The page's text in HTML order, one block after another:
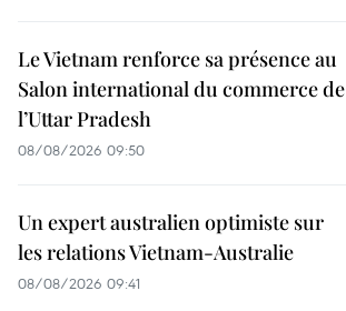
Le Vietnam renforce sa présence au
Salon international du commerce de
l’Uttar Pradesh
08/08/2026 09:50
Un expert australien optimiste sur
les relations Vietnam-Australie
08/08/2026 09:41